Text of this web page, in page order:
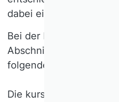
dabei eine beratende
Bei der Lektüre der
Abschnitte beachten
folgenden
Die kursiv geschriebenen